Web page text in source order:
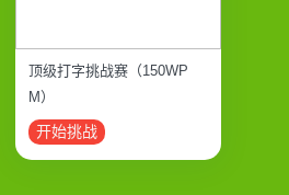
顶级打字挑战赛（150WP
M）
开始挑战